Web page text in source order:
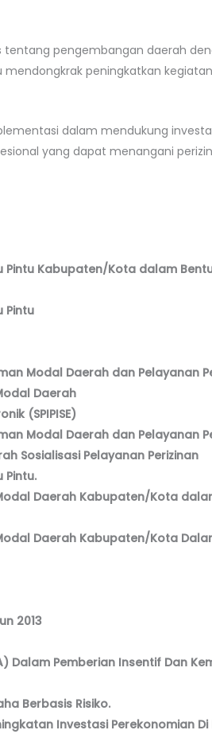
pengembangan daerah
peningkatkan
dalam mendukung
yang dapat menangani
Pintu Kabupaten/Kota dalam
Pintu
Modal Daerah dan Pelayanan
Daerah
(SPIPISE)
Modal Daerah dan Pelayanan
Sosialisasi Pelayanan Perizinan
Pintu.
Daerah Kabupaten/Kota
Daerah Kabupaten/Kota
2013
Dalam Pemberian Insentif Dan
Berbasis Risiko.
Investasi Perekonomian Di